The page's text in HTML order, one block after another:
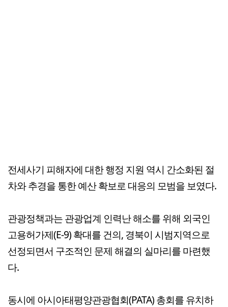
전세사기 피해자에 대한 행정 지원 역시 간소화된 절
차와 추경을 통한 예산 확보로 대응의 모범을 보였다.
관광정책과는 관광업계 인력난 해소를 위해 외국인
고용허가제(E-9) 확대를 건의, 경북이 시범지역으로
선정되면서 구조적인 문제 해결의 실마리를 마련했
다.
동시에 아시아태평양관광협회(PATA) 총회를 유치하